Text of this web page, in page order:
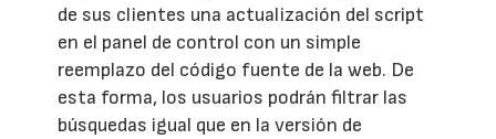
de sus clientes una actualización del script
en el panel de control con un simple
reemplazo del código fuente de la web. De
esta forma, los usuarios podrán filtrar las
búsquedas igual que en la versión de